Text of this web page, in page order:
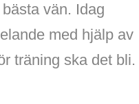
vän. Idag
med hjälp av
träning ska det bli.